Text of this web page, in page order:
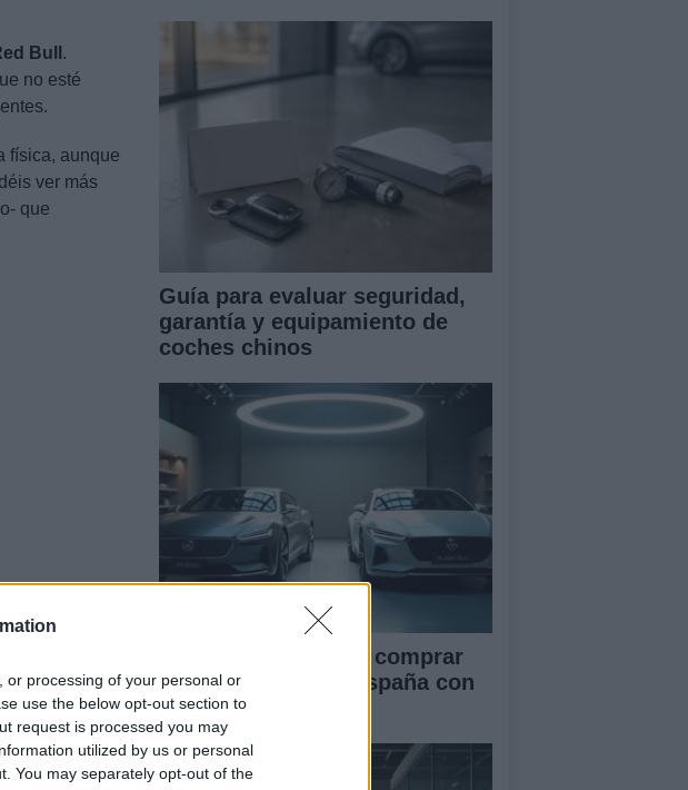
or processing of your personal or
use the below opt-out section to
request is processed you may
utilized by us or personal
You may separately opt-out of the
Bull .
no esté
física, aunque
ver más
que
Guía para evaluar seguridad,
garantía y equipamiento de
coches chinos
Guía definitiva para comprar
coches chinos en España con
seguridad